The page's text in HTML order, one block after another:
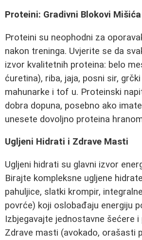
Proteini: Gradivni Blokovi Mišića
Proteini su neophodni za
nakon treninga. Uvjerite se da
izvor kvalitetnih proteina: belo
ćuretina), riba, jaja, posni sir,
mahunarke i tof u. Proteinski
dobra dopuna, posebno ako
unesete dovoljno proteina
Ugljeni Hidrati i Zdrave Masti
Ugljeni hidrati su glavni izvor
Birajte kompleksne ugljene
pahuljice, slatki krompir,
povrće) koji oslobađaju energiju
Izbjegavajte jednostavne šećere
Zdrave masti (avokado, orašasti